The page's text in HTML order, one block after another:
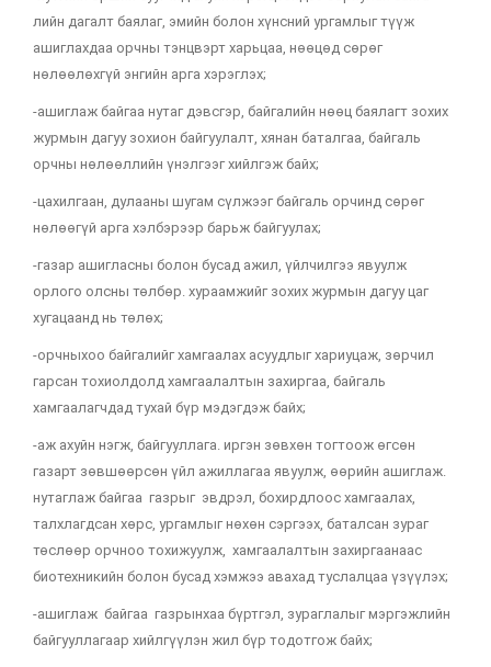
лийн дагалт баялаг, эмийн болон хүнсний ургамлыг түүж
ашиглахдаа орчны тэнцвэрт харьцаа, нөөцөд сөрөг
нөлөөлөхгүй энгийн арга хэрэглэх;
-ашиглаж байгаа нутаг дэвсгэр, байгалийн нөөц баялагт зохих
журмын дагуу зохион байгуулалт, хянан баталгаа, байгаль
орчны нөлөөллийн үнэлгээг хийлгэж байх;
-цахилгаан, дулааны шугам сүлжээг байгаль орчинд сөрөг
нөлөөгүй арга хэлбэрээр барьж байгуулах;
-газар ашигласны болон бусад ажил, үйлчилгээ явуулж
орлого олсны төлбөр. хураамжийг зохих журмын дагуу цаг
хугацаанд нь төлөх;
-орчныхоо байгалийг хамгаалах асуудлыг хариуцаж, зөрчил
гарсан тохиолдолд хамгаалалтын захиргаа, байгаль
хамгаалагчдад тухай бүр мэдэгдэж байх;
-аж ахуйн нэгж, байгууллага. иргэн зөвхөн тогтоож өгсөн
газарт зөвшөөрсөн үйл ажиллагаа явуулж, өөрийн ашиглаж.
нутаглаж байгаа газрыг эвдрэл, бохирдлоос хамгаалах,
талхлагдсан хөрс, ургамлыг нөхөн сэргээх, баталсан зураг
төслөөр орчноо тохижуулж, хамгаалалтын захиргаанаас
биотехникийн болон бусад хэмжээ авахад туслалцаа үзүүлэх;
-ашиглаж байгаа газрынхаа бүртгэл, зураглалыг мэргэжлийн
байгууллагаар хийлгүүлэн жил бүр тодотгож байх;